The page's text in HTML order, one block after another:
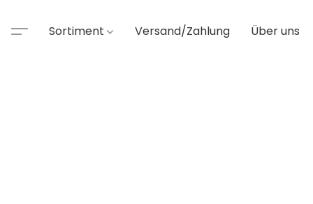
Sortiment Versand/Zahlung Über uns